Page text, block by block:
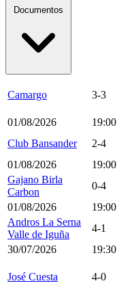
Documentos
Camargo 3-3
01/08/2026 19:00
Club Bansander
2-4
01/08/2026
19:00
Gajano Birla
Carbon
0-4
01/08/2026
19:00
Andros La Serna
Valle de Iguña
4-1
30/07/2026
19:30
José Cuesta 4-0